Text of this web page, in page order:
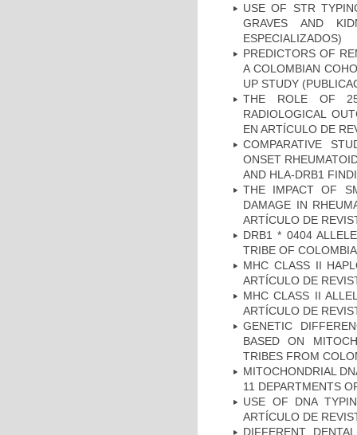
USE OF STR
GRAVES AND
ESPECIALIZADOS)
PREDICTORS OF
A COLOMBIAN
UP STUDY
THE ROLE OF
RADIOLOGICAL
EN ARTÍCULO DE
COMPARATIVE
ONSET
AND HLA-DRB1
THE IMPACT OF
DAMAGE IN
ARTÍCULO DE
DRB1 * 0404
TRIBE OF
MHC CLASS II
ARTÍCULO DE
MHC CLASS II
ARTÍCULO DE
GENETIC
BASED ON
TRIBES FROM
MITOCHONDRIAL
11 DEPARTMENTS
USE OF DNA
ARTÍCULO DE
DIFFERENT